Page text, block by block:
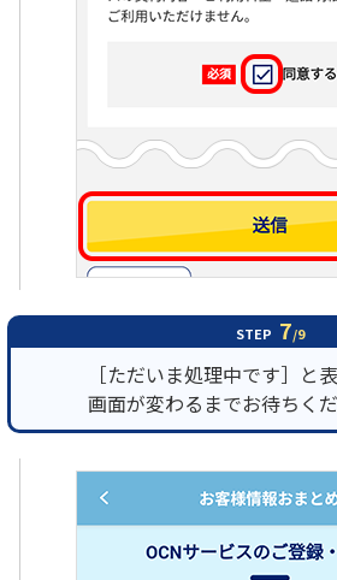
STEP 7/9
［ただいま処理中です］と
画面が変わるまでお待ちくだ